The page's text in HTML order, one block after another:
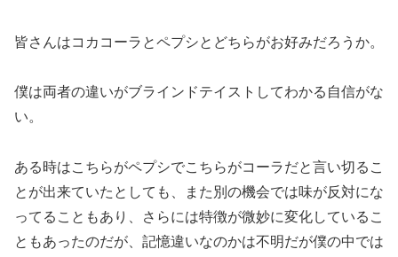
皆さんはコカコーラとペプシとどちらがお好みだろうか。
僕は両者の違いがブラインドテイストしてわかる自信がな
い。
ある時はこちらがペプシでこちらがコーラだと言い切るこ
とが出来ていたとしても、また別の機会では味が反対にな
ってることもあり、さらには特徴が微妙に変化しているこ
ともあったのだが、記憶違いなのかは不明だが僕の中では